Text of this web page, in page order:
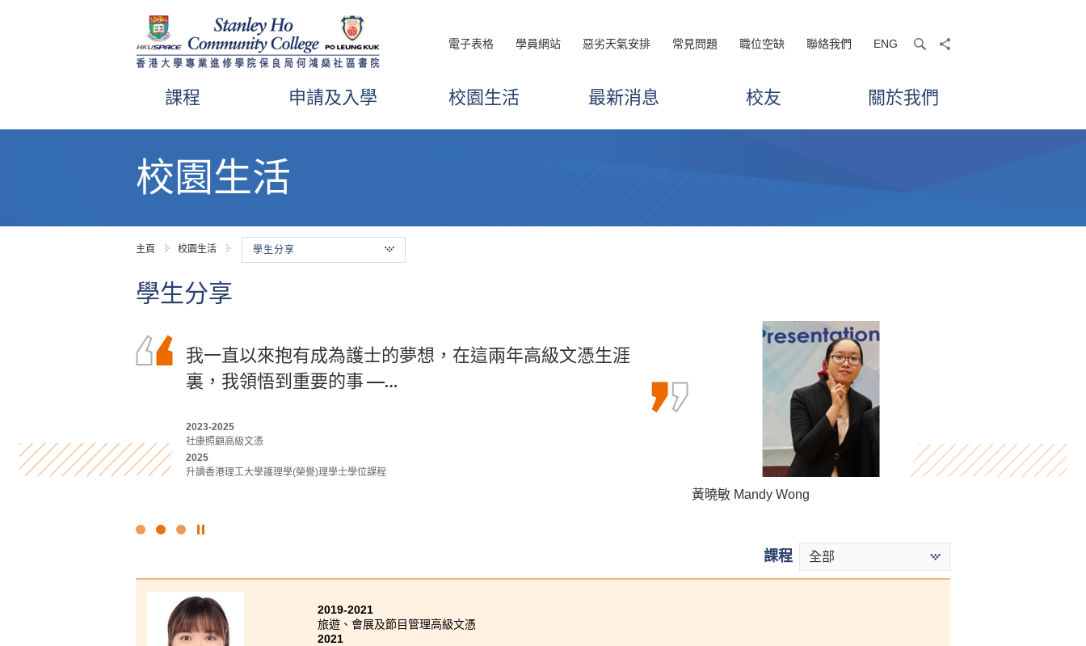
電子表格 學員網站 惡劣天氣安排 常見問題 職位空缺 聯絡我們 ENG searchshare
課程 申請及入學 校園生活 最新消息 校友 關於我們
校園生活
主頁 校園生活 學生分享
學生分享
感謝一眾講師和學生輔導主任循循善誘的教導和鼓勵，在升
學路上給予我無限信心，使我能如願獲得心儀的中文大學取
2022-2024
應用社會科學副學士 (青年與社會服務)
麥凱婷 Heidi Mak
我一直以來抱有成為護士的夢想，在這兩年高級文憑生涯
裏，我領悟到重要的事 —…
2023-2025
社康照顧高級文憑
2025
升讀香港理工大學護理學(榮譽)理學士學位課程
黃曉敏 Mandy Wong
兩年前，因為成績未如理想未能直升大學。因此我選擇入讀
書院的醫療及保健產品管理高級文憑課程。這個課程讓我接
2019-2021
醫療及保健產品管理高級文憑
馮詠詩 Stephy Fung
點
幻
燈
片
課程 全部
2019-2021
旅遊、會展及節目管理高級文憑
2021